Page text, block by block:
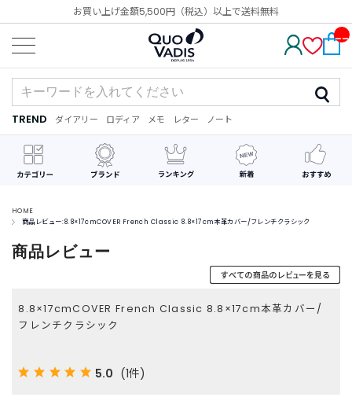
お買い上げ金額5,500円（税込）以上で送料無料
__
M_
CN
TREND
ダ
イ
ア
リ
ー
カ
レ
ン
ダ
ー
メ
手
デ
シ
最
近
ク
し
品
TREND ダイアリー ロディア メモ レター ノート
HOME
商品レビュー:8.8×17cmCOVER French Classic 8.8×17cm本革カバー/フレンチクラシック
商品レビュー
8.8×17cmCOVER French Classic 8.8×17cm本革カバー/
フレンチクラシック
5.0 (1件)